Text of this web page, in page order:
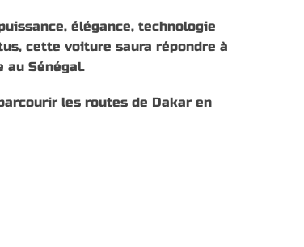
élégance, technologie
cette voiture saura répondre à
au Sénégal.
les routes de Dakar en